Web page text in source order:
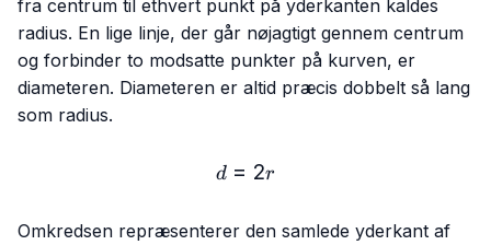
fra centrum til ethvert punkt på yderkanten kaldes
radius. En lige linje, der går nøjagtigt gennem centrum
og forbinder to modsatte punkter på kurven, er
diameteren. Diameteren er altid præcis dobbelt så lang
som radius.
d = 2r
d = 2r
Omkredsen repræsenterer den samlede yderkant af